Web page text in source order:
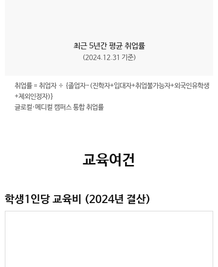
최근 5년간 평균 취업률
(2024.12.31 기준)
취업률 = 취업자 ÷ {졸업자-(진학자+입대자+취업불가능자+외국인유학생
+제외인정자)}
글로컬·메디컬 캠퍼스 통합 취업률
교육여건
학생1인당 교육비 (2024년 결산)